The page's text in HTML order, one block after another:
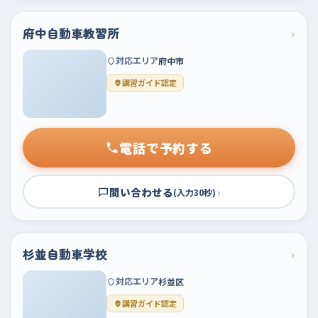
府中自動車教習所 ›
対応エリア府中市
講習ガイド認定
電話で予約する
問い合わせる(入力30秒) ›
杉並自動車学校 ›
対応エリア杉並区
講習ガイド認定